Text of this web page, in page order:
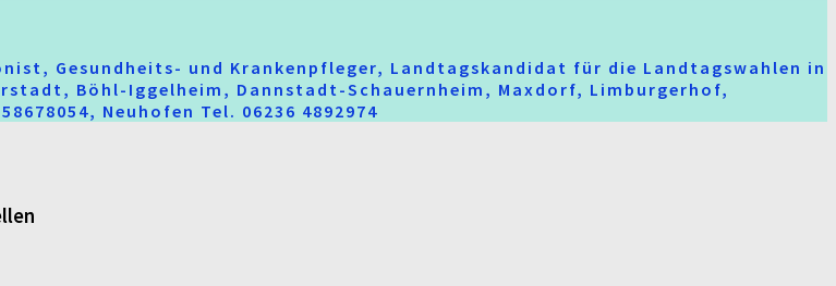
Gesundheits- und Krankenpfleger, Landtagskandidat für die Landtagswahlen in
Böhl-Iggelheim, Dannstadt-Schauernheim, Maxdorf, Limburgerhof,
Neuhofen Tel. 06236 4892974